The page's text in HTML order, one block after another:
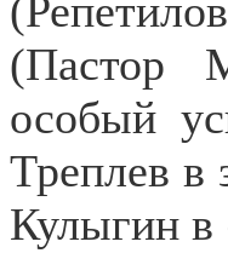
(Пастор
особый
Треплев в
Кулыгин в